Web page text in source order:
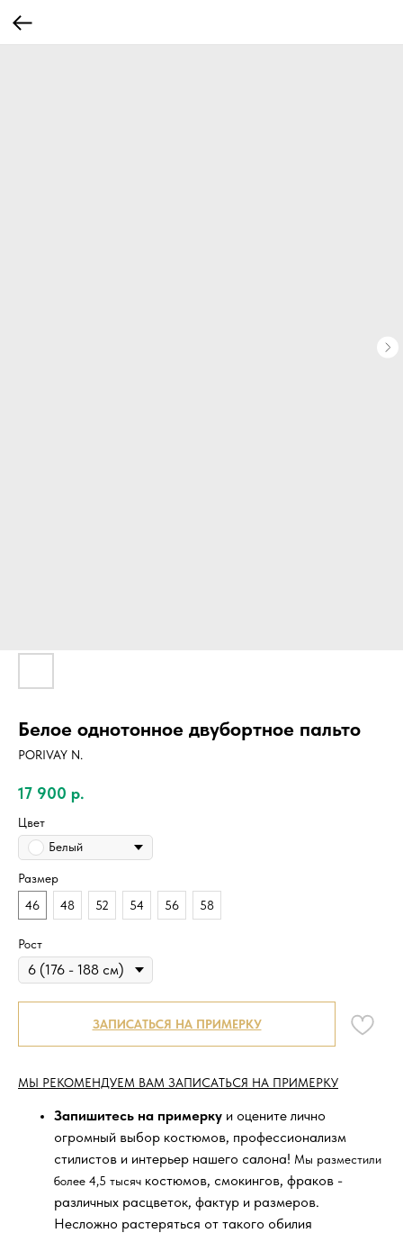
Белое однотонное двубортное пальто
PORIVAY N.
17 900 р.
Цвет
Белый
Размер
46
48 52 54 56 58
Рост
ЗАПИСАТЬСЯ НА ПРИМЕРКУ
МЫ РЕКОМЕНДУЕМ ВАМ ЗАПИСАТЬСЯ НА ПРИМЕРКУ
Запишитесь на примерку и оцените лично
огромный выбор костюмов, профессионализм
стилистов и интерьер нашего салона! Мы разместили
более 4,5 тысяч костюмов, смокингов, фраков -
различных расцветок, фактур и размеров.
Несложно растеряться от такого обилия